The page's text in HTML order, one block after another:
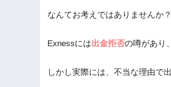
なんてお考えではありませんか？
Exnessには出金拒否の噂があり
しかし実際には、不当な理由で